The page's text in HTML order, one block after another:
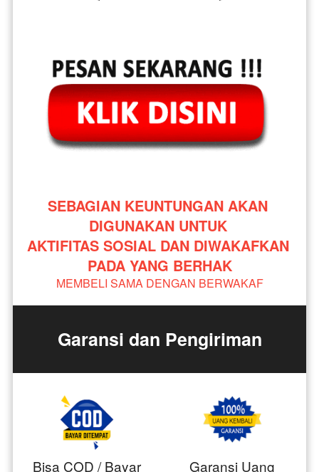
SEBAGIAN KEUNTUNGAN AKAN
DIGUNAKAN UNTUK
AKTIFITAS SOSIAL DAN DIWAKAFKAN
PADA YANG BERHAK
MEMBELI SAMA DENGAN BERWAKAF
Garansi dan Pengiriman
Bisa COD / Bayar
Garansi Uang